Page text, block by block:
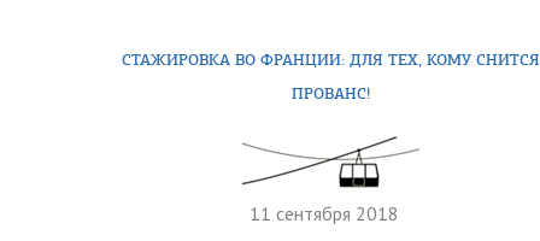
СТАЖИРОВКА ВО ФРАНЦИИ: ДЛЯ ТЕХ, КОМУ СНИТСЯ
ПРОВАНС!
11 сентября 2018